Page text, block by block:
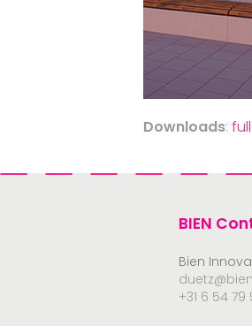
Downloads:
BIEN
Bien
+31 6 54 79